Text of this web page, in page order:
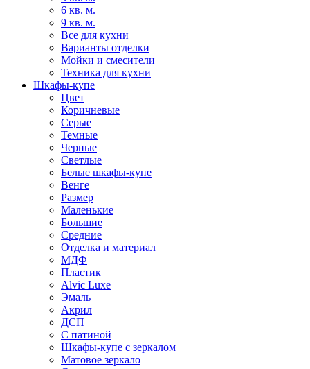
6 кв. м.
9 кв. м.
Все для кухни
Варианты отделки
Мойки и смесители
Техника для кухни
Шкафы-купе
Цвет
Коричневые
Серые
Темные
Черные
Светлые
Белые шкафы-купе
Венге
Размер
Маленькие
Большие
Средние
Отделка и материал
МДФ
Пластик
Alvic Luxe
Эмаль
Акрил
ДСП
С патиной
Шкафы-купе с зеркалом
Матовое зеркало